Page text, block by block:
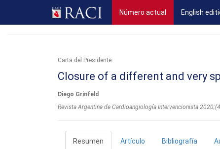
Número actual (current)English
Carta del Presidente
Closure of a different and very
Diego Grinfeld
Revista Argentina de Cardioangiologí­a Intervencionista
Resumen Artículo Bibliografía